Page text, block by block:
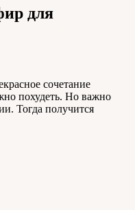
для
сочетание
похудеть. Но важно
Тогда получится